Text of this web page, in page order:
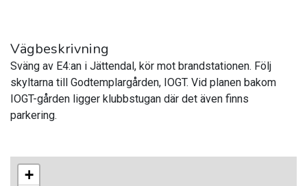
Vägbeskrivning
Sväng av E4:an i Jättendal, kör mot brandstationen. Följ
skyltarna till Godtemplargården, IOGT. Vid planen bakom
IOGT-gården ligger klubbstugan där det även finns
parkering.
+